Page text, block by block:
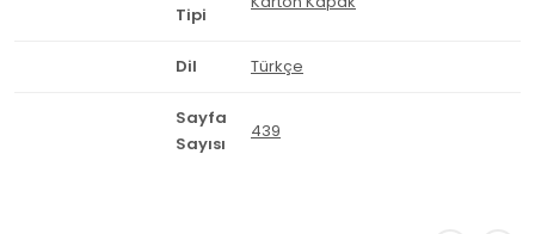
Tipi
Dil Türkçe
Sayfa
Sayısı
439